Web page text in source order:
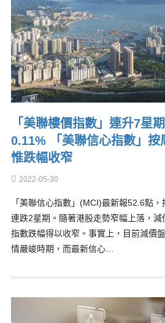
「美聯樓價指數」連升7星
0.11% 「美聯信心指數」按
惟跌幅收窄
2022-05-30
「美聯信心指數」(MCI)最新報52.6點
連跌2星期。隨著港股走勢窄幅上落，
指數跌幅得以收窄。事實上，目前減價
情嚴峻時期，而最新信心…